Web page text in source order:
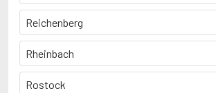
Reichenberg
Rheinbach
Rostock